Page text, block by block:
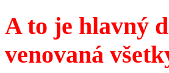
A to je hlavný
venovaná